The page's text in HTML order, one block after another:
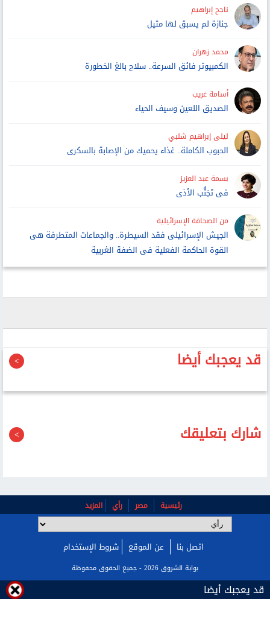
قد يعجبك أيضا
ناجح إبراهيم
جنازة لم يسبق لها مثيل
محمد زهران
الكمبيوتر فائق السرعة.. سلاح بالغ الخطورة
أسامة غريب
الصديق اللعين وسيف الحياء
ليلى إبراهيم شلبي
الحبوب الكاملة.. غذاء يحميك من الإصابة بالسكرى
بسمة عبد العزيز
فى تَجَنُّب الأذى
من الصحافة الإسرائيلية
الجيش الإسرائيلى فقد السيطرة.. والجماعات المتطرفة هى
القوة الحاكمة الفعلية فى الضفة الغربية
قد يعجبك أيضا
شارك بتعليقك
رئيسية مصر رأي المزيد
اتصل بنا عن الموقع شروط الإستخدام
بوابة الشروق 2026 - جميع الحقوق محفوظة